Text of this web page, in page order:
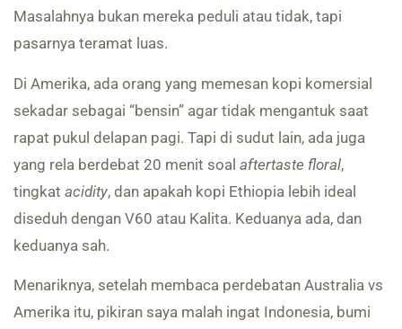
Masalahnya bukan mereka peduli atau tidak, tapi
pasarnya teramat luas.
Di Amerika, ada orang yang memesan kopi komersial
sekadar sebagai “bensin” agar tidak mengantuk saat
rapat pukul delapan pagi. Tapi di sudut lain, ada juga
yang rela berdebat 20 menit soal aftertaste floral,
tingkat acidity, dan apakah kopi Ethiopia lebih ideal
diseduh dengan V60 atau Kalita. Keduanya ada, dan
keduanya sah.
Menariknya, setelah membaca perdebatan Australia vs
Amerika itu, pikiran saya malah ingat Indonesia, bumi